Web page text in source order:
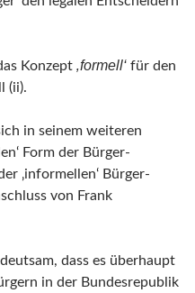
Konzept ‚formell‘ für den
(ii).
in seinem weiteren
Form der Bürger-
‚informellen‘ Bürger-
von Frank
dass es überhaupt
in der Bundesrepublik